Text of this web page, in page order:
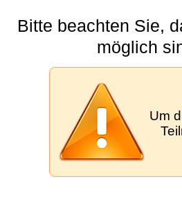
Bitte beachten Sie,
möglich
Um